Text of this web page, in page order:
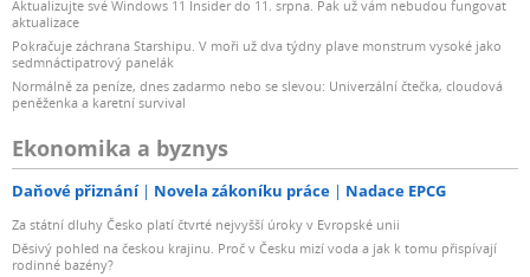
Aktualizujte své Windows 11 Insider do 11. srpna. Pak už vám nebudou fungovat
aktualizace
Pokračuje záchrana Starshipu. V moři už dva týdny plave monstrum vysoké jako
sedmnáctipatrový panelák
Normálně za peníze, dnes zadarmo nebo se slevou: Univerzální čtečka, cloudová
peněženka a karetní survival
Ekonomika a byznys
Daňové přiznání Novela zákoníku práce Nadace EPCG
Za státní dluhy Česko platí čtvrté nejvyšší úroky v Evropské unii
Děsivý pohled na českou krajinu. Proč v Česku mizí voda a jak k tomu přispívají
rodinné bazény?